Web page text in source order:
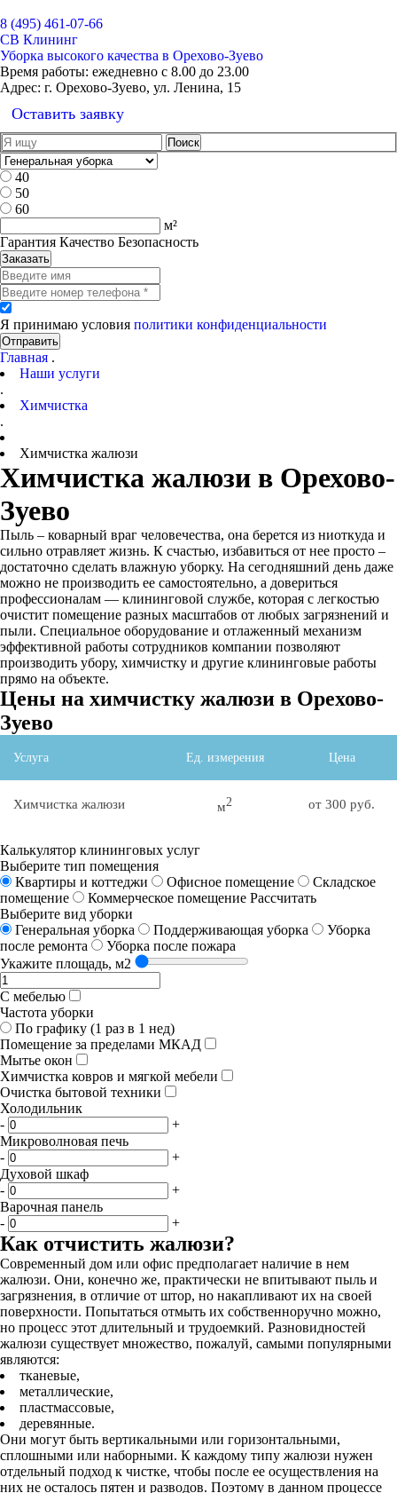
8 (495) 461-07-66
СВ Клининг
Уборка высокого качества в Орехово-Зуево
Время работы: ежедневно с 8.00 до 23.00
Адрес: г. Орехово-Зуево, ул. Ленина, 15
Оставить заявку
40
50
60
м²
Гарантия Качество Безопасность
Заказать
Я принимаю условия политики конфиденциальности
Отправить
Главная .
Наши услуги
.
Химчистка
.
Химчистка жалюзи
Химчистка жалюзи в Орехово-
Зуево
Пыль – коварный враг человечества, она берется из ниоткуда и
сильно отравляет жизнь. К счастью, избавиться от нее просто –
достаточно сделать влажную уборку. На сегодняшний день даже
можно не производить ее самостоятельно, а довериться
профессионалам — клининговой службе, которая с легкостью
очистит помещение разных масштабов от любых загрязнений и
пыли. Специальное оборудование и отлаженный механизм
эффективной работы сотрудников компании позволяют
производить убору, химчистку и другие клининговые работы
прямо на объекте.
Цены на химчистку жалюзи в Орехово-
Зуево
Услуга Ед. измерения Цена
Химчистка жалюзи м2 от 300 руб.
Калькулятор клининговых услуг
Выберите тип помещения
Квартиры и коттеджи
Офисное помещение
Складское
помещение
Коммерческое помещение Рассчитать
Выберите вид уборки
Генеральная уборка
Поддерживающая уборка
Уборка
после ремонта
Уборка после пожара
Укажите площадь, м2
С мебелью
Частота уборки
По графику (1 раз в 1 нед)
Помещение за пределами МКАД
Мытье окон
Химчистка ковров и мягкой мебели
Очистка бытовой техники
Холодильник
-
+
Микроволновая печь
-
+
Духовой шкаф
-
+
Варочная панель
-
+
Как отчистить жалюзи?
Современный дом или офис предполагает наличие в нем
жалюзи. Они, конечно же, практически не впитывают пыль и
загрязнения, в отличие от штор, но накапливают их на своей
поверхности. Попытаться отмыть их собственноручно можно,
но процесс этот длительный и трудоемкий. Разновидностей
жалюзи существует множество, пожалуй, самыми популярными
являются:
тканевые,
металлические,
пластмассовые,
деревянные.
Они могут быть вертикальными или горизонтальными,
сплошными или наборными. К каждому типу жалюзи нужен
отдельный подход к чистке, чтобы после ее осуществления на
них не осталось пятен и разводов. Поэтому в данном процессе